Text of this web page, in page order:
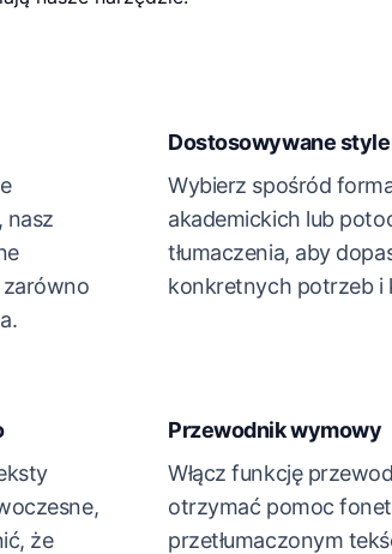
nasz
zarówno
Dostosowywane style
Wybierz spośród
akademickich lub
tłumaczenia, aby
konkretnych potrzeb i
że
Przewodnik wymowy
Włącz funkcję
otrzymać pomoc
przetłumaczonym